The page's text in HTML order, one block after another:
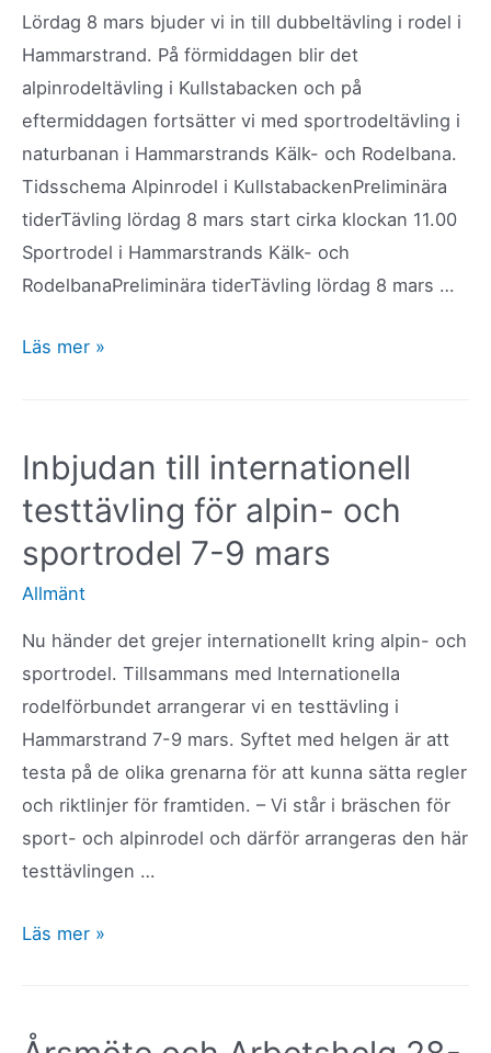
Lördag 8 mars bjuder vi in till dubbeltävling i rodel i
Hammarstrand. På förmiddagen blir det
alpinrodeltävling i Kullstabacken och på
eftermiddagen fortsätter vi med sportrodeltävling i
naturbanan i Hammarstrands Kälk- och Rodelbana.
Tidsschema Alpinrodel i KullstabackenPreliminära
tiderTävling lördag 8 mars start cirka klockan 11.00
Sportrodel i Hammarstrands Kälk- och
RodelbanaPreliminära tiderTävling lördag 8 mars …
Hammarnslaget
8
mars
Läs mer »
Inbjudan till internationell
testtävling för alpin- och
sportrodel 7-9 mars
Allmänt
Nu händer det grejer internationellt kring alpin- och
sportrodel. Tillsammans med Internationella
rodelförbundet arrangerar vi en testtävling i
Hammarstrand 7-9 mars. Syftet med helgen är att
testa på de olika grenarna för att kunna sätta regler
och riktlinjer för framtiden. – Vi står i bräschen för
sport- och alpinrodel och därför arrangeras den här
testtävlingen …
Inbjudan
testtävling
Läs mer »